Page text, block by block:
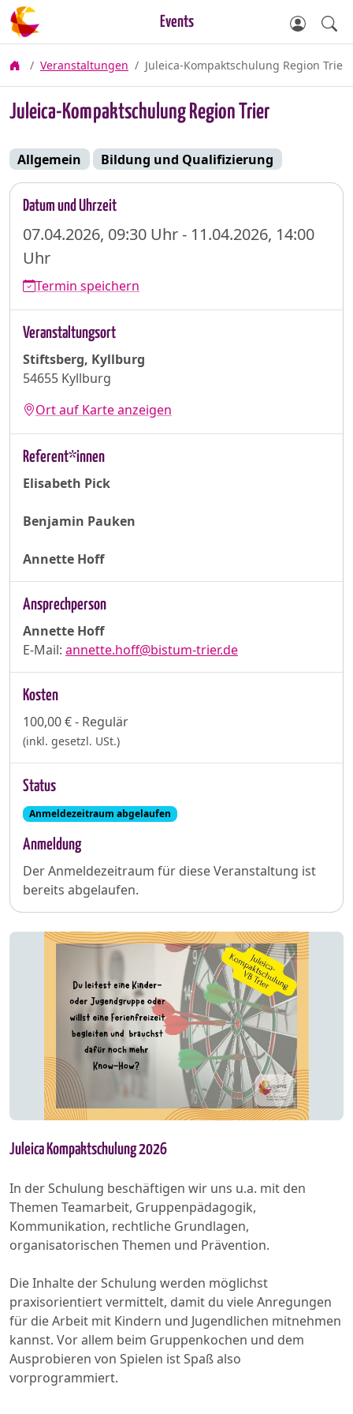
Events
Veranstaltungen Juleica-Kompaktschulung Region Trier
Juleica-Kompaktschulung Region Trier
Allgemein Bildung und Qualifizierung
Datum und Uhrzeit
07.04.2026, 09:30 Uhr - 11.04.2026, 14:00
Uhr
Termin speichern
Veranstaltungsort
Stiftsberg, Kyllburg
54655 Kyllburg
Ort auf Karte anzeigen
Referent*innen
Elisabeth Pick
Benjamin Pauken
Annette Hoff
Ansprechperson
Annette Hoff
E-Mail: annette.hoff@bistum-trier.de
Kosten
100,00 € - Regulär
(inkl. gesetzl. USt.)
Status
Anmeldezeitraum abgelaufen
Anmeldung
Der Anmeldezeitraum für diese Veranstaltung ist
bereits abgelaufen.
Juleica Kompaktschulung 2026
In der Schulung beschäftigen wir uns u.a. mit den
Themen Teamarbeit, Gruppenpädagogik,
Kommunikation, rechtliche Grundlagen,
organisatorischen Themen und Prävention.
Die Inhalte der Schulung werden möglichst
praxisorientiert vermittelt, damit du viele Anregungen
für die Arbeit mit Kindern und Jugendlichen mitnehmen
kannst. Vor allem beim Gruppenkochen und dem
Ausprobieren von Spielen ist Spaß also
vorprogrammiert.